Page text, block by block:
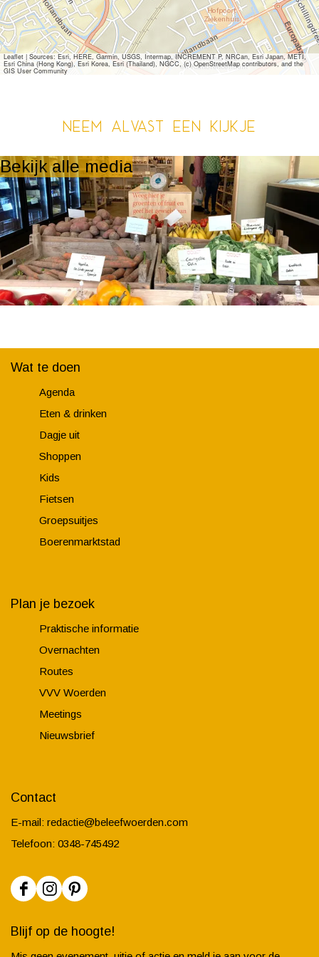
Leaflet|Sources: Esri, HERE, Garmin, USGS, Intermap, INCREMENT P, NRCan, Esri Japan, METI,
Esri China (Hong Kong), Esri Korea, Esri (Thailand), NGCC, (c) OpenStreetMap contributors, and the
GIS User Community
Neem alvast een kijkje
Bekijk alle media
Wat te doen
Agenda
Eten & drinken
Dagje uit
Shoppen
Kids
Fietsen
Groepsuitjes
Boerenmarktstad
Plan je bezoek
Praktische informatie
Overnachten
Routes
VVV Woerden
Meetings
Nieuwsbrief
Contact
E-mail: redactie@beleefwoerden.com
Telefoon: 0348-745492
F
c
I
P
Blijf op de hoogte!